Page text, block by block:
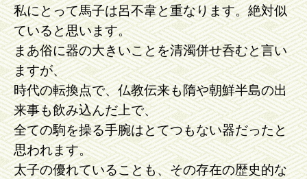
私にとって馬子は呂不韋と重なります。絶対似
ていると思います。
まあ俗に器の大きいことを清濁併せ呑むと言い
ますが、
時代の転換点で、仏教伝来も隋や朝鮮半島の出
来事も飲み込んだ上で、
全ての駒を操る手腕はとてつもない器だったと
思われます。
太子の優れていることも、その存在の歴史的な